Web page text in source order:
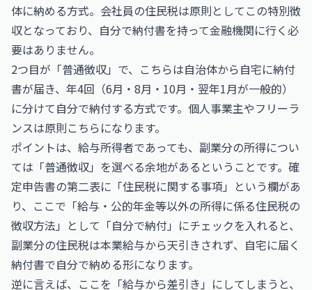
体に納める方式。会社員の住民税は原則としてこの特別徴
収となっており、自分で納付書を持って金融機関に行く必
要はありません。
2つ目が「普通徴収」で、こちらは自治体から自宅に納付
書が届き、年4回（6月・8月・10月・翌年1月が一般的）
に分けて自分で納付する方式です。個人事業主やフリーラ
ンスは原則こちらになります。
ポイントは、給与所得者であっても、副業分の所得につい
ては「普通徴収」を選べる余地があるということです。確
定申告書の第二表に「住民税に関する事項」という欄があ
り、ここで「給与・公的年金等以外の所得に係る住民税の
徴収方法」として「自分で納付」にチェックを入れると、
副業分の住民税は本業給与から天引きされず、自宅に届く
納付書で自分で納める形になります。
逆に言えば、ここを「給与から差引き」にしてしまうと、